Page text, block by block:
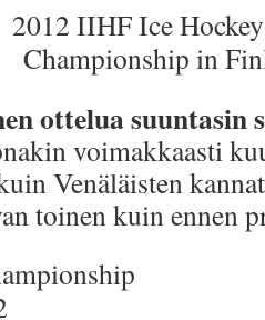
ottelua suuntasin
voimakkaasti
Venäläisten
toinen kuin ennen